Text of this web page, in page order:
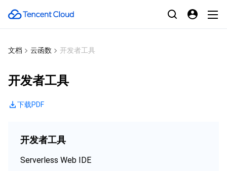
文档 云函数 开发者工具
开发者工具
下载PDF
开发者工具
Serverless Web IDE